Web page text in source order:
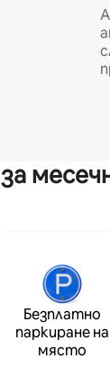
Безплатно
паркиране на
място